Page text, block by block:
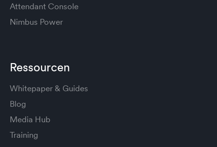
Attendant Console
Nimbus Power
Ressourcen
Whitepaper & Guides
Blog
Media Hub
Training